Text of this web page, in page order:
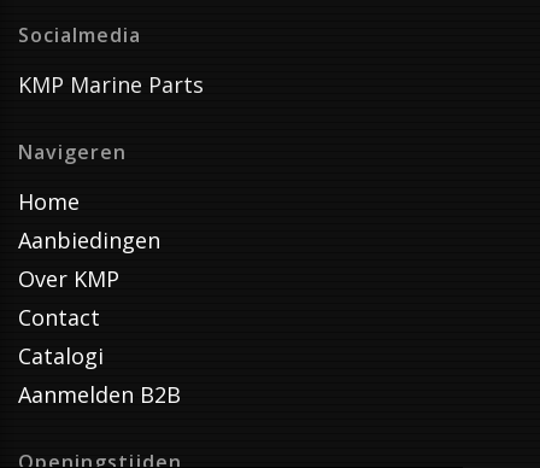
Socialmedia
KMP Marine Parts
Navigeren
Home
Aanbiedingen
Over KMP
Contact
Catalogi
Aanmelden B2B
Openingstijden